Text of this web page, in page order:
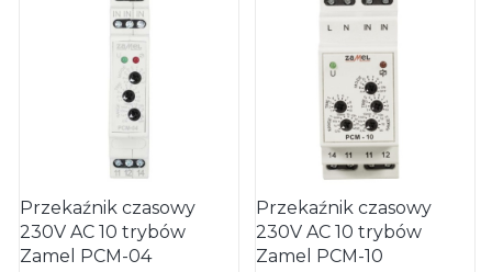
Przekaźnik czasowy
230V AC 10 trybów
Zamel PCM-04
Przekaźnik czasowy
230V AC 10 trybów
Zamel PCM-10